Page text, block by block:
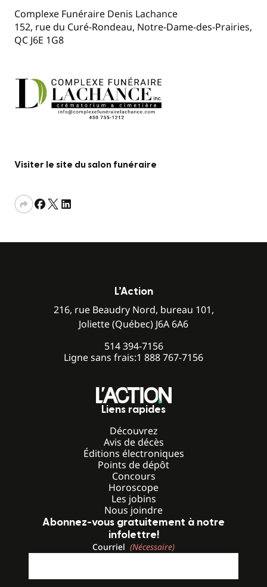
Complexe Funéraire Denis Lachance
152, rue du Curé-Rondeau, Notre-Dame-des-Prairies,
QC J6E 1G8
Visiter le site du salon funéraire
L’Action
216, rue Beaudry Nord, bureau 101,
Joliette (Québec) J6A 6A6
514 394-7156
Ligne sans frais:1 888 767-7156
Liens rapides
Découvrez
Avis de décès
Éditions électroniques
Points de dépôt
Concours
Horoscope
Les jobins
Nous joindre
Abonnez-vous gratuitement à notre
infolettre!
Courriel (Nécessaire)